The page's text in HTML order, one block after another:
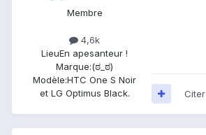
Membre
4,6k
LieuEn apesanteur !
Marque:(ಠ_ಠ)
Modèle:HTC One S Noir
et LG Optimus Black.
Citer